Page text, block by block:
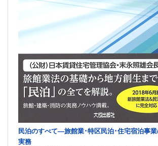
民泊のすべて―旅館業･特区民泊･住宅宿泊事
実務